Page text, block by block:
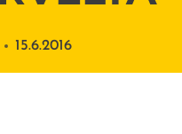
15.6.2016